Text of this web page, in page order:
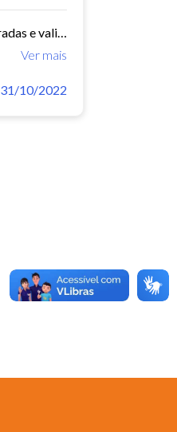
O arquivo contem dados de mobilidade de ônibus do período 11/03/2015, contendo dados de GPS, paradas e validação.
Ver mais
31/10/2022